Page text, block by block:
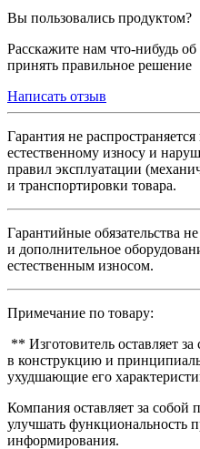
Вы пользовались продуктом?
Расскажите нам что-нибудь
принять правильное решение
Написать отзыв
Гарантия не
естественному износу и
правил эксплуатации
и транспортировки товара.
Гарантийные обязательства
и дополнительное
естественным износом.
Примечание по товару:
** Изготовитель оставляет
в конструкцию и
ухудшающие его
Компания оставляет за
улучшать функциональность
информирования.